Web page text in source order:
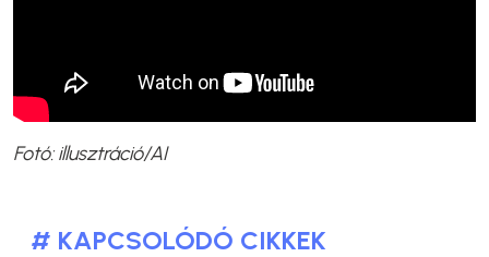
Fotó: illusztráció/AI
# KAPCSOLÓDÓ CIKKEK